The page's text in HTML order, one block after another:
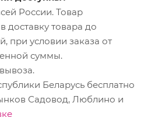
России. Товар
доставку товара до
при условии заказа от
суммы.
Беларусь бесплатно
Садовод, Люблино и